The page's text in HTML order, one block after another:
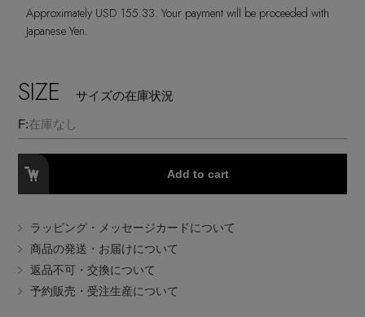
コート
ボディバッグ・ウェストポーチ
スーツケース
アイウェア
レッグウェア
チャーム・ストラップ
アンクレット
チャーム
水着・スイムウェア
特集一覧
NEW IN BRAND
BRAND NEWS
EDITOR'S CLOSET
Approximately USD 155.33. Your payment will be proceeded with
Japanese Yen.
SIZE サイズの在庫状況
F:在庫なし
Add to cart
ラッピング・メッセージカードについて
商品の発送・お届けについて
返品不可・交換について
予約販売・受注生産について